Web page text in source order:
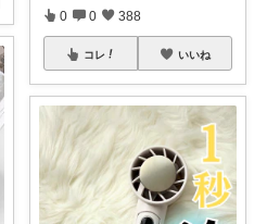
0 0 388
コレ いいね